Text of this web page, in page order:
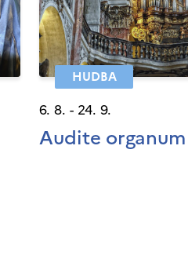
HUDBA
6. 8. - 24. 9.
Audite organum